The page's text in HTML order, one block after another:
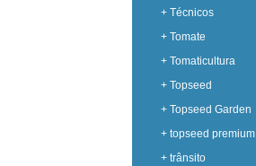
+ Técnicos
+ Tomate
+ Tomaticultura
+ Topseed
+ Topseed Garden
+ topseed premium
+ trânsito